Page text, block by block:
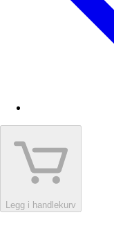
Legg i handlekurv